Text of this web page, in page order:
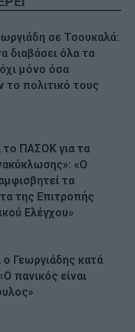
σε Τσουκαλά:
διαβάσει όλα τα
μόνο όσα
το πολιτικό τους
το ΠΑΣΟΚ για τα
«Ο
τα
της Επιτροπής
Ελέγχου»
ο Γεωργιάδης κατά
πανικός είναι